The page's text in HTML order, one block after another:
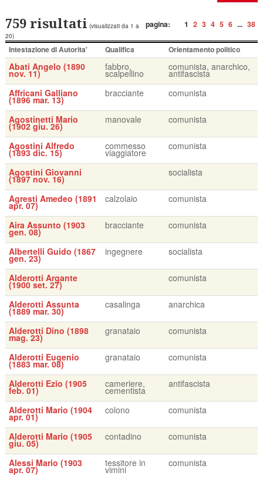
pagina: 1 2 3 4 5 6 ... 38
759 risultati (visualizzati da 1 a
20)
Intestazione di Autorita' Qualifica Orientamento politico
Abati Angelo (1890
nov. 11)
fabbro,
scalpellino
comunista, anarchico,
antifascista
Affricani Galliano
(1896 mar. 13)
bracciante comunista
Agostinetti Mario
(1902 giu. 26)
manovale comunista
Agostini Alfredo
(1893 dic. 15)
commesso
viaggiatore
comunista
Agostini Giovanni
(1897 nov. 16)
socialista
Agresti Amedeo (1891
apr. 07)
calzolaio comunista
Aira Assunto (1903
gen. 08)
bracciante comunista
Albertelli Guido (1867
gen. 23)
ingegnere socialista
Alderotti Argante
(1900 set. 27)
comunista
Alderotti Assunta
(1889 mar. 30)
casalinga anarchica
Alderotti Dino (1898
mag. 23)
granataio comunista
Alderotti Eugenio
(1883 mar. 08)
granataio comunista
Alderotti Ezio (1905
feb. 01)
cameriere,
cementista
antifascista
Alderotti Mario (1904
apr. 01)
colono comunista
Alderotti Mario (1905
giu. 05)
contadino comunista
Alessi Mario (1903
apr. 07)
tessitore in
vimini
comunista